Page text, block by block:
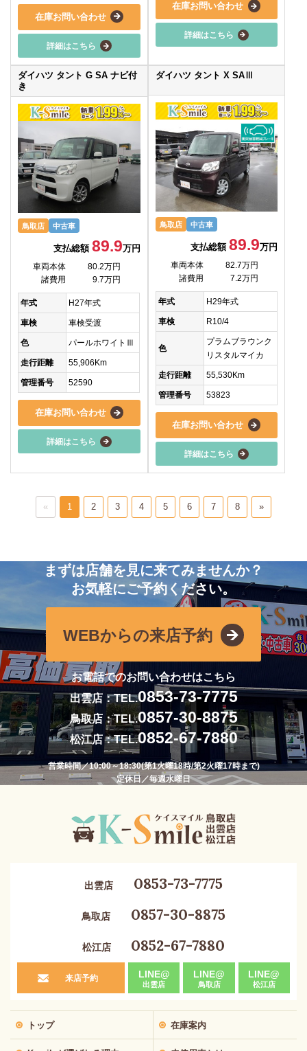
在庫お問い合わせ
詳細はこちら
在庫お問い合わせ
詳細はこちら
ダイハツ タント G SA ナビ付
き
鳥取店 中古車
支払総額 89.9万円
車両本体
80.2万円
諸費用
9.7万円
年式 H27年式
車検 車検受渡
色 パールホワイトⅢ
走行距離 55,906Km
管理番号 52590
在庫お問い合わせ
詳細はこちら
ダイハツ タント X SAⅢ
鳥取店 中古車
支払総額89.9万円
車両本体
82.7万円
諸費用
7.2万円
年式 H29年式
車検 R10/4
色
プラムブラウンク
リスタルマイカ
走行距離 55,530Km
管理番号 53823
在庫お問い合わせ
詳細はこちら
« 1 2 3 4 5 6 7 8 »
まずは店舗を見に来てみませんか？
お気軽にご予約ください。
WEBからの来店予約
お電話でのお問い合わせはこちら
出雲店：TEL.0853-73-7775
鳥取店：TEL.0857-30-8875
松江店：TEL.0852-67-7880
営業時間／10:00～18:30(第1火曜18時/第2火曜17時まで)
定休日／毎週水曜日
出雲店 0853-73-7775
鳥取店 0857-30-8875
松江店 0852-67-7880
来店予約 LINE@
出雲店
LINE@
鳥取店
LINE@
松江店
トップ 在庫案内